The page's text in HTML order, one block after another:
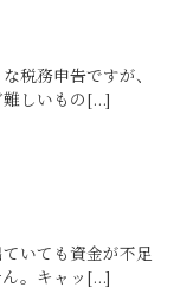
税務申告ですが、
しいもの[...]
いても資金が不足
。キャッ[...]